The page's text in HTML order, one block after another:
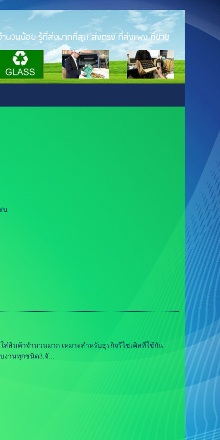
จำนวนน้อย รู้ที่ส่งมากที่สุด ส่งตรง ที่ส่งแพง ที่ขาย
น
สินค้าจำนวนมาก เหมาะสำหรับธุรกิจรีไซเคิลที่ใช้กัน
านทุกชนิด3.จั...